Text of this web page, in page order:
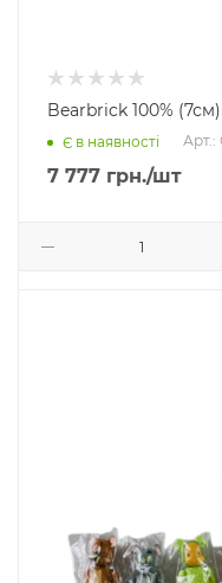
Bearbrick 100%
Є в наявності Арт.:
7 777 грн./шт